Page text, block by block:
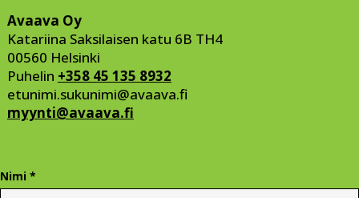
Avaava Oy
Katariina Saksilaisen katu 6B TH4
00560 Helsinki
Puhelin +358 45 135 8932
etunimi.sukunimi@avaava.fi
myynti@avaava.fi
Nimi *